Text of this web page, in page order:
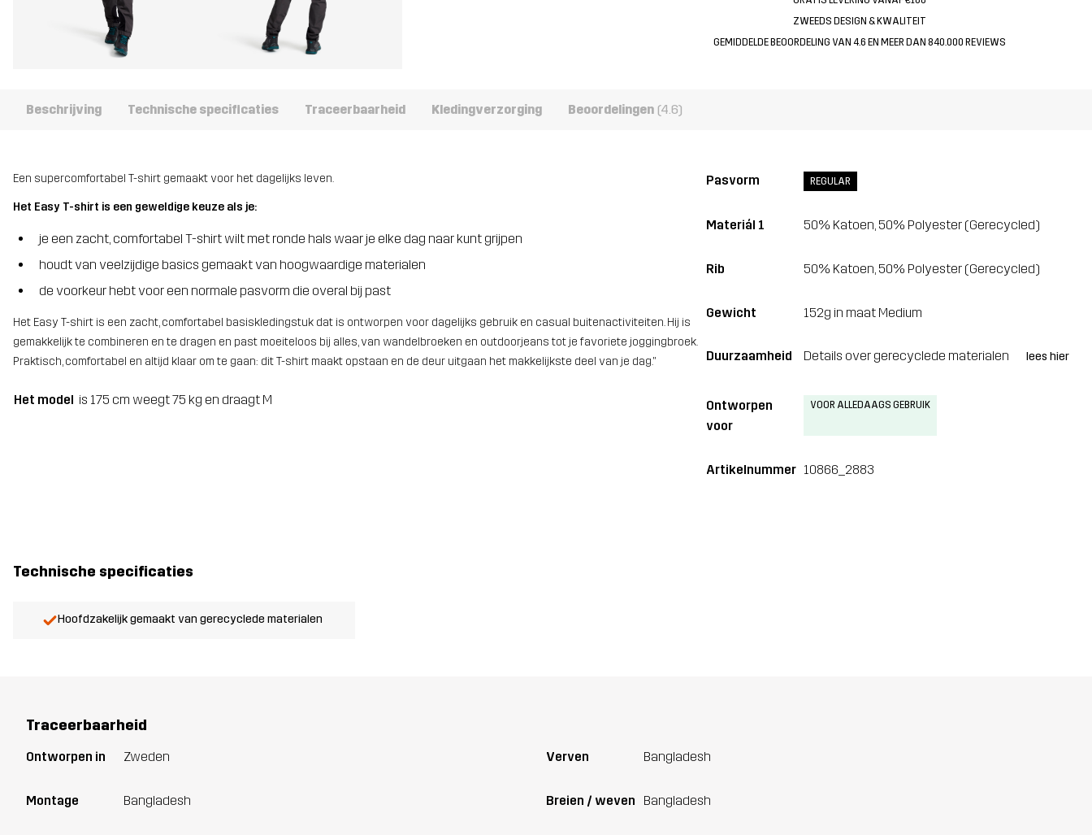
ZWEEDS DESIGN & KWALITEIT
GEMIDDELDE BEOORDELING VAN 4.6 EN MEER DAN 840.000 REVIEWS
Beschrijving Technische specificaties Traceerbaarheid Kledingverzorging Beoordelingen (4.6)
Een supercomfortabel T-shirt gemaakt voor het dagelijks leven.
Het Easy T-shirt is een geweldige keuze als je:
je een zacht, comfortabel T-shirt wilt met ronde hals waar je elke dag naar kunt grijpen
houdt van veelzijdige basics gemaakt van hoogwaardige materialen
de voorkeur hebt voor een normale pasvorm die overal bij past
Het Easy T-shirt is een zacht, comfortabel basiskledingstuk dat is ontworpen voor dagelijks gebruik en casual buitenactiviteiten. Hij is
gemakkelijk te combineren en te dragen en past moeiteloos bij alles, van wandelbroeken en outdoorjeans tot je favoriete joggingbroek.
Praktisch, comfortabel en altijd klaar om te gaan: dit T-shirt maakt opstaan en de deur uitgaan het makkelijkste deel van je dag."
Het model is 175 cm weegt 75 kg en draagt M
Pasvorm REGULAR
Materiál 1 50% Katoen, 50% Polyester (Gerecycled)
Rib 50% Katoen, 50% Polyester (Gerecycled)
Gewicht 152g in maat Medium
Duurzaamheid Details over gerecyclede materialen lees hier
Ontworpen
voor
VOOR ALLEDAAGS GEBRUIK
Artikelnummer 10866_2883
Technische specificaties
Hoofdzakelijk gemaakt van gerecyclede materialen
Traceerbaarheid
Ontworpen in Zweden
Montage Bangladesh
Verven Bangladesh
Breien / weven Bangladesh